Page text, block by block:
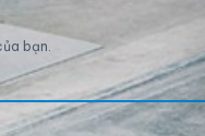
bạn.